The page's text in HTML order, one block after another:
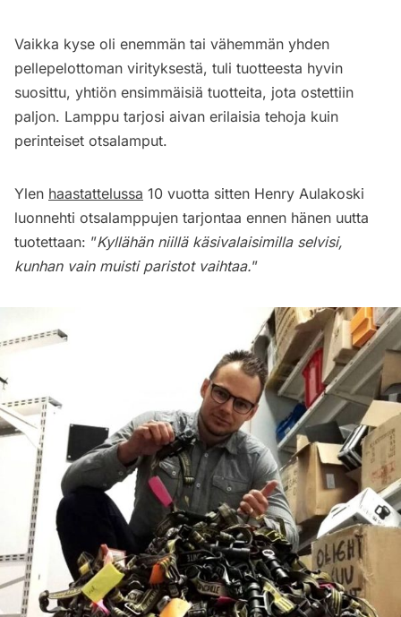
Vaikka kyse oli enemmän tai vähemmän yhden
pellepelottoman virityksestä, tuli tuotteesta hyvin
suosittu, yhtiön ensimmäisiä tuotteita, jota ostettiin
paljon. Lamppu tarjosi aivan erilaisia tehoja kuin
perinteiset otsalamput.
Ylen haastattelussa 10 vuotta sitten Henry Aulakoski
luonnehti otsalamppujen tarjontaa ennen hänen uutta
tuotettaan: ”Kyllähän niillä käsivalaisimilla selvisi,
kunhan vain muisti paristot vaihtaa.”